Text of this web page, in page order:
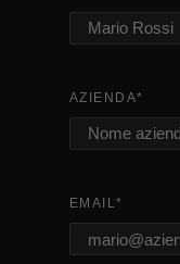
AZIENDA*
EMAIL*